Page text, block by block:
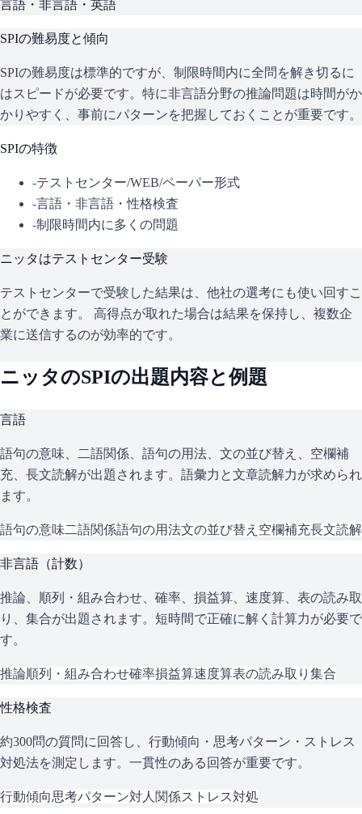
言語・非言語・英語
SPIの難易度と傾向
SPIの難易度は標準的ですが、制限時間内に全問を解き切るに
はスピードが必要です。特に非言語分野の推論問題は時間がか
かりやすく、事前にパターンを把握しておくことが重要です。
SPIの特徴
-テストセンター/WEB/ペーパー形式
-言語・非言語・性格検査
-制限時間内に多くの問題
ニッタはテストセンター受験
テストセンターで受験した結果は、他社の選考にも使い回すこ
とができます。 高得点が取れた場合は結果を保持し、複数企
業に送信するのが効率的です。
ニッタのSPIの出題内容と例題
言語
語句の意味、二語関係、語句の用法、文の並び替え、空欄補
充、長文読解が出題されます。語彙力と文章読解力が求められ
ます。
語句の意味二語関係語句の用法文の並び替え 空欄補充長文読解
非言語（計数）
推論、順列・組み合わせ、確率、損益算、速度算、表の読み取
り、集合が出題されます。短時間で正確に解く計算力が必要で
す。
推論順列・組み合わせ確率損益算速度算表の読み取り 集合
性格検査
約300問の質問に回答し、行動傾向・思考パターン・ストレス
対処法を測定します。一貫性のある回答が重要です。
行動傾向思考パターン対人関係ストレス対処